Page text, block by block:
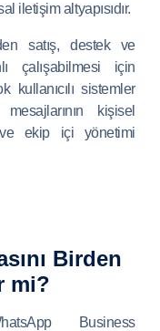
iletişim altyapısıdır.
satış, destek ve
çalışabilmesi için
kullanıcılı sistemler
kişisel
ve ekip içi yönetimi
Birden
mi?
Business